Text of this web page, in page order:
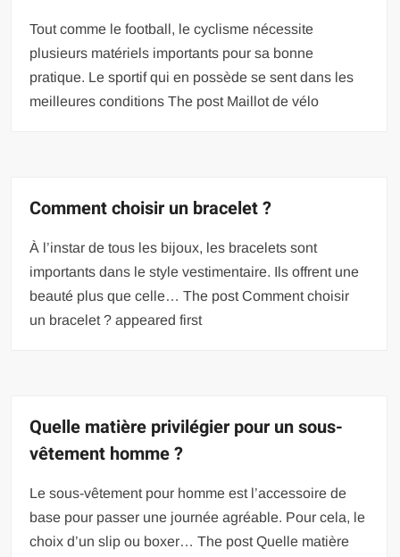
Tout comme le football, le cyclisme nécessite
plusieurs matériels importants pour sa bonne
pratique. Le sportif qui en possède se sent dans les
meilleures conditions The post Maillot de vélo
Comment choisir un bracelet ?
À l’instar de tous les bijoux, les bracelets sont
importants dans le style vestimentaire. Ils offrent une
beauté plus que celle… The post Comment choisir
un bracelet ? appeared first
Quelle matière privilégier pour un sous-
vêtement homme ?
Le sous-vêtement pour homme est l’accessoire de
base pour passer une journée agréable. Pour cela, le
choix d’un slip ou boxer… The post Quelle matière